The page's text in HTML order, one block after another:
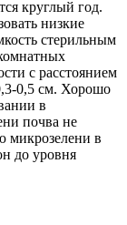
круглый год.
низкие
стерильным
с расстоянием
0,5 см. Хорошо
в
почва не
микрозелени в
до уровня